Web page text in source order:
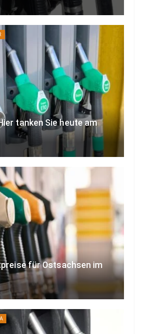
tanken Sie heute am
für Ostsachsen im